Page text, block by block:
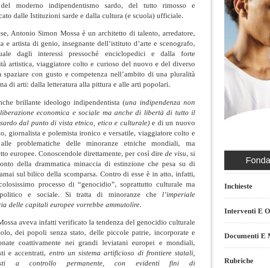
moderno indipendentismo sardo, del tutto rimosso e
dalle Istituzioni sarde e dalla cultura (e scuola) ufficiale.
Antonio Simon Mossa è un architetto di talento, arredatore,
e artista di genio, insegnante dell’istituto d’arte e scenografo,
dagli interessi pressoché enciclopedici e dalla forte
artistica, viaggiatore colto e curioso del nuovo e del diverso
spaziare con gusto e competenza nell’ambito di una pluralità
di arti: dalla letteratura alla pittura e alle arti popolari.
brillante ideologo indipendentista (una indipendenza non
economica e sociale ma anche di libertà di tutto il
dal punto di vista etnico, etico e culturale)e di un nuovo
giornalista e polemista ironico e versatile, viaggiatore colto e
problematiche delle minoranze etniche mondiali, ma
europee. Conoscendole direttamente, per così dire de visu, si
della drammatica minaccia di estinzione che pesa su di
sul bilico della scomparsa. Contro di esse è in atto, infatti,
processo di “genocidio”, soprattutto culturale ma
e sociale. Si tratta di minoranze che l’imperiale
delle capitali europee vorrebbe ammutolire.
aveva infatti verificato la tendenza del genocidio culturale
dei popoli senza stato, delle piccole patrie, incorporate e
coattivamente nei grandi leviatani europei e mondiali,
e accentrati, entro un sistema artificioso di frontiere statali,
a controllo permanente, con evidenti fini di
Inchieste
Interventi E
Documenti E
Rubriche